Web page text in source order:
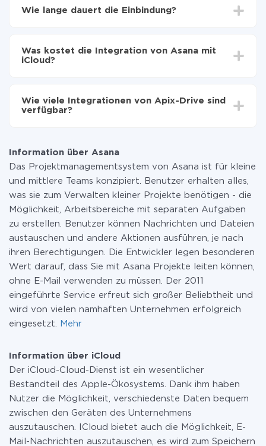
übertragen
iCloud übertragen
Wie lange dauert die Einbindung?
Im Durchschnitt dauert es 10-15 Minuten.
Was kostet die Integration von Asana mit
iCloud?
zahlen nur für die Datenmenge, die über unseren
Service von einem System auf ein anderes übertragen
Weitere Informationen zu
Wie viele Integrationen von Apix-Drive sind
verfügbar?
Information über Asana
Das Projektmanagementsystem von Asana ist für kleine
und mittlere Teams konzipiert. Benutzer erhalten alles,
was sie zum Verwalten kleiner Projekte benötigen - die
Möglichkeit, Arbeitsbereiche mit separaten Aufgaben
zu erstellen. Benutzer können Nachrichten und Dateien
austauschen und andere Aktionen ausführen, je nach
ihren Berechtigungen. Die Entwickler legen besonderen
Wert darauf, dass Sie mit Asana Projekte leiten können,
ohne E-Mail verwenden zu müssen. Der 2011
eingeführte Service erfreut sich großer Beliebtheit und
wird von vielen namhaften Unternehmen erfolgreich
eingesetzt.
Mehr
Information über iCloud
Der iCloud-Cloud-Dienst ist ein wesentlicher
Bestandteil des Apple-Ökosystems. Dank ihm haben
Nutzer die Möglichkeit, verschiedenste Daten bequem
zwischen den Geräten des Unternehmens
auszutauschen. ICloud bietet auch die Möglichkeit, E-
Mail-Nachrichten auszutauschen, es wird zum Speichern